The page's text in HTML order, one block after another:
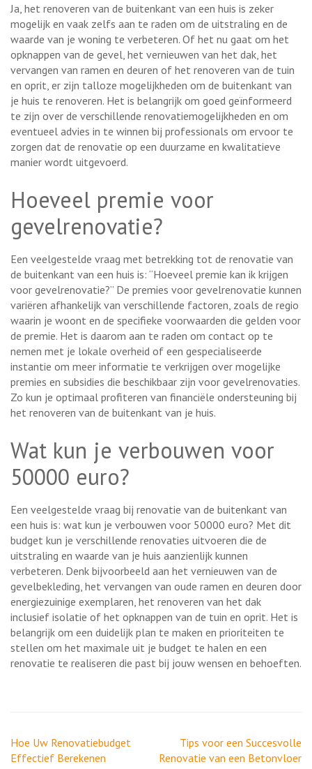
Ja, het renoveren van de buitenkant van een huis is zeker
mogelijk en vaak zelfs aan te raden om de uitstraling en de
waarde van je woning te verbeteren. Of het nu gaat om het
opknappen van de gevel, het vernieuwen van het dak, het
vervangen van ramen en deuren of het renoveren van de tuin
en oprit, er zijn talloze mogelijkheden om de buitenkant van
je huis te renoveren. Het is belangrijk om goed geïnformeerd
te zijn over de verschillende renovatiemogelijkheden en om
eventueel advies in te winnen bij professionals om ervoor te
zorgen dat de renovatie op een duurzame en kwalitatieve
manier wordt uitgevoerd.
Hoeveel premie voor
gevelrenovatie?
Een veelgestelde vraag met betrekking tot de renovatie van
de buitenkant van een huis is: “Hoeveel premie kan ik krijgen
voor gevelrenovatie?” De premies voor gevelrenovatie kunnen
variëren afhankelijk van verschillende factoren, zoals de regio
waarin je woont en de specifieke voorwaarden die gelden voor
de premie. Het is daarom aan te raden om contact op te
nemen met je lokale overheid of een gespecialiseerde
instantie om meer informatie te verkrijgen over mogelijke
premies en subsidies die beschikbaar zijn voor gevelrenovaties.
Zo kun je optimaal profiteren van financiële ondersteuning bij
het renoveren van de buitenkant van je huis.
Wat kun je verbouwen voor
50000 euro?
Een veelgestelde vraag bij renovatie van de buitenkant van
een huis is: wat kun je verbouwen voor 50000 euro? Met dit
budget kun je verschillende renovaties uitvoeren die de
uitstraling en waarde van je huis aanzienlijk kunnen
verbeteren. Denk bijvoorbeeld aan het vernieuwen van de
gevelbekleding, het vervangen van oude ramen en deuren door
energiezuinige exemplaren, het renoveren van het dak
inclusief isolatie of het opknappen van de tuin en oprit. Het is
belangrijk om een duidelijk plan te maken en prioriteiten te
stellen om het maximale uit je budget te halen en een
renovatie te realiseren die past bij jouw wensen en behoeften.
Berichtnavigatie
Hoe Uw Renovatiebudget
Effectief Berekenen
Tips voor een Succesvolle
Renovatie van een Betonvloer